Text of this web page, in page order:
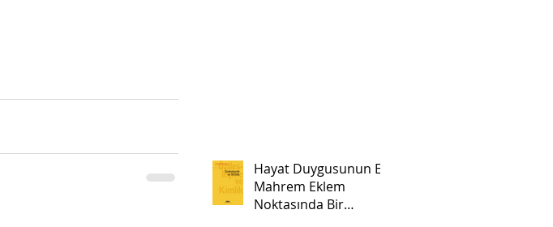
Hayat Duygusunun En
Mahrem Eklem
Noktasında Bir